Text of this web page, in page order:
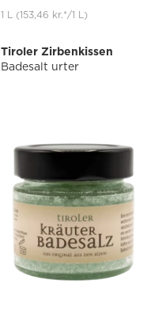
1 L (153,46 kr.*/1 L)
Tiroler Zirbenkissen
Badesalt urter